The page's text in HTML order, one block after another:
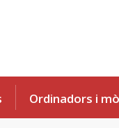
Ordinadors i